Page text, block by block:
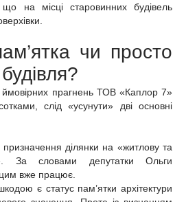
на місці старовинних будівель
чи просто
ймовірних прагнень ТОВ «Каплор 7»
слід «усунути» дві основні
ділянки на «житлову та
За словами депутатки Ольги
вже працює.
є статус пам’ятки архітектури